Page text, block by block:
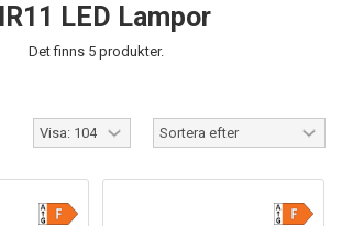
LED Lampor
Det finns 5 produkter.